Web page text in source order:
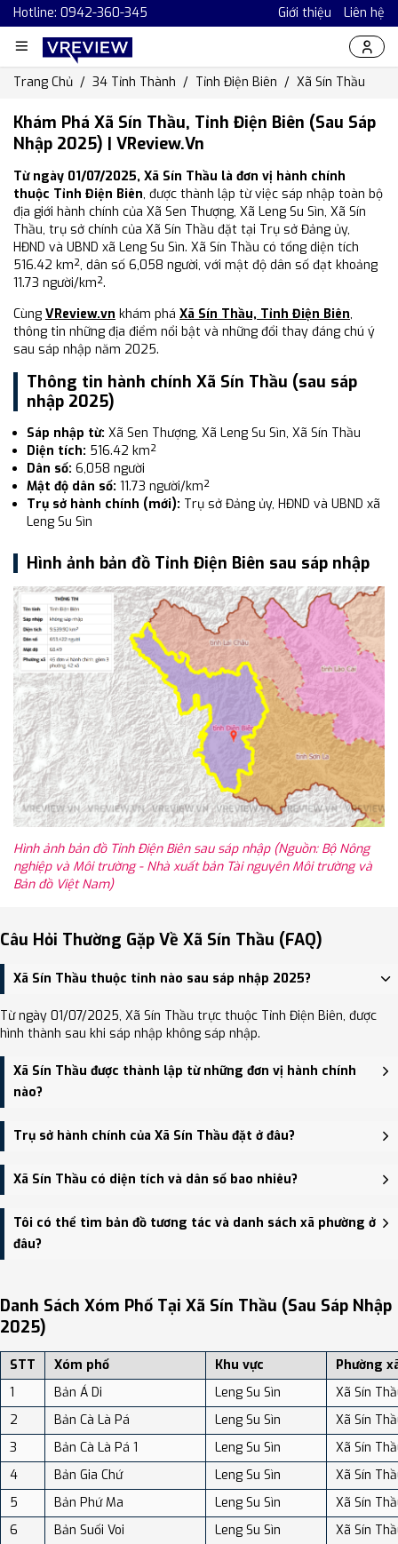
Hotline: 0942-360-345 Giới thiệu Liên hệ
Trang Chủ 34 Tỉnh Thành Tỉnh Điện Biên Xã Sín Thầu
Khám Phá Xã Sín Thầu, Tỉnh Điện Biên (Sau Sáp
Nhập 2025) | VReview.vn
Từ ngày 01/07/2025, Xã Sín Thầu là đơn vị hành chính
thuộc Tỉnh Điện Biên, được thành lập từ việc sáp nhập toàn bộ
địa giới hành chính của Xã Sen Thượng, Xã Leng Su Sìn, Xã Sín
Thầu, trụ sở chính của Xã Sín Thầu đặt tại Trụ sở Đảng ủy,
HĐND và UBND xã Leng Su Sìn. Xã Sín Thầu có tổng diện tích
516.42 km², dân số 6,058 người, với mật độ dân số đạt khoảng
11.73 người/km².
Cùng VReview.vn khám phá Xã Sín Thầu, Tỉnh Điện Biên,
thông tin những địa điểm nổi bật và những đổi thay đáng chú ý
sau sáp nhập năm 2025.
Thông tin hành chính Xã Sín Thầu (sau sáp
nhập 2025)
Sáp nhập từ: Xã Sen Thượng, Xã Leng Su Sìn, Xã Sín Thầu
Diện tích: 516.42 km²
Dân số: 6,058 người
Mật độ dân số: 11.73 người/km²
Trụ sở hành chính (mới): Trụ sở Đảng ủy, HĐND và UBND xã
Leng Su Sìn
Hình ảnh bản đồ Tỉnh Điện Biên sau sáp nhập
Hình ảnh bản đồ Tỉnh Điện Biên sau sáp nhập (Nguồn: Bộ Nông
nghiệp và Môi trường - Nhà xuất bản Tài nguyên Môi trường và
Bản đồ Việt Nam)
Câu Hỏi Thường Gặp Về Xã Sín Thầu (FAQ)
Xã Sín Thầu thuộc tỉnh nào sau sáp nhập 2025?
Từ ngày 01/07/2025, Xã Sín Thầu trực thuộc Tỉnh Điện Biên, được
hình thành sau khi sáp nhập không sáp nhập.
Xã Sín Thầu được thành lập từ những đơn vị hành chính
nào?
Xã Sín Thầu được thành lập trên cơ sở sáp nhập Xã Sen Thượng,
Xã Leng Su Sìn, Xã Sín Thầu.
Trụ sở hành chính của Xã Sín Thầu đặt ở đâu?
Trụ sở hành chính mới của Xã Sín Thầu đặt tại Trụ sở Đảng ủy,
HĐND và UBND xã Leng Su Sìn - trung tâm khu vực thuận tiện giao
thông.
Xã Sín Thầu có diện tích và dân số bao nhiêu?
Xã Sín Thầu có Diện tích: 516.42 km², Dân số: 6,058 người, Mật độ
dân số: Khoảng 11.73 người/km²
Tôi có thể tìm bản đồ tương tác và danh sách xã phường ở
đâu?
địa điểm tại: VReview.vn - Nền tảng review địa điểm, dịch vụ và du
lịch uy tín tại Việt Nam.
Danh Sách Xóm Phố Tại Xã Sín Thầu (sau Sáp Nhập
2025)
STT Xóm phố Khu vực
Phường
1
Bản Á Di Leng Su Sìn
Xã Sín
2
Bản Cà Là Pá Leng Su Sìn
Xã Sín
3
Bản Cà Là Pá 1 Leng Su Sìn
Xã Sín
4
Bản Gia Chứ Leng Su Sìn
Xã Sín
5
Bản Phứ Ma Leng Su Sìn
Xã Sín
6
Bản Suối Voi Leng Su Sìn
Xã Sín